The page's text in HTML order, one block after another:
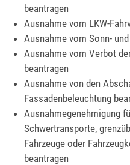
beantragen
Ausnahme vom LKW-
Ausnahme vom Sonn-
Ausnahme vom Verbot
beantragen
Ausnahme von den
Fassadenbeleuchtung
Ausnahmegenehmigung
Schwertransporte,
Fahrzeuge oder
beantragen